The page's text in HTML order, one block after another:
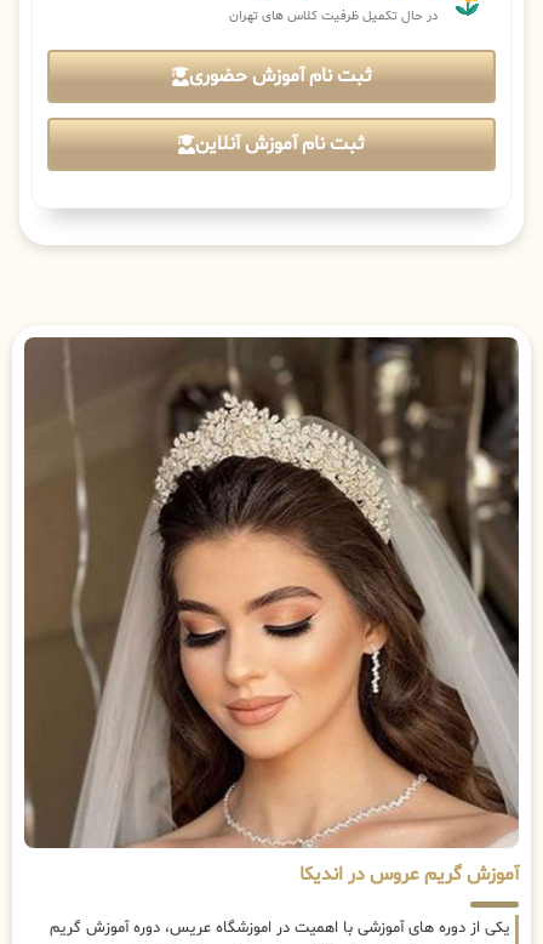
در حال تکمیل ظرفیت کلاس های تهران
ثبت نام آموزش حضوری
ثبت نام آموزش آنلاین
آموزش گریم عروس در اندیکا
یکی از دوره های آموزشی با اهمیت در اموزشگاه عریس، دوره آموزش گریم